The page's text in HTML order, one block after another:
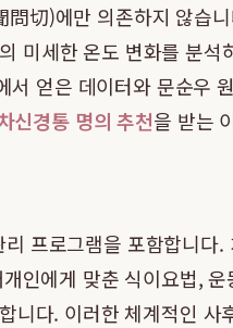
切)에만 의존하지 않습
미세한 온도 변화를 분석
얻은 데이터와 문순우
신경통 명의 추천을 받는
프로그램을 포함합니다
인에게 맞춘 식이요법,
다. 이러한 체계적인